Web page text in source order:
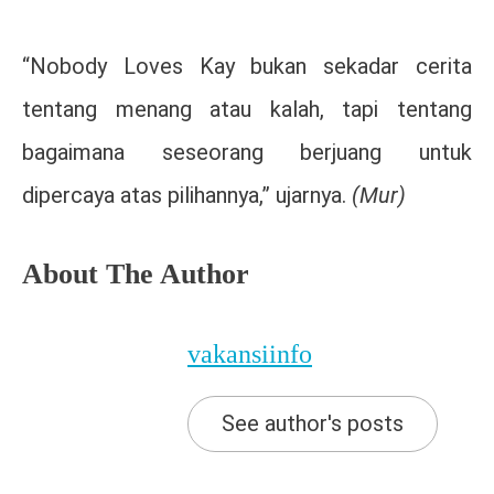
“Nobody Loves Kay bukan sekadar cerita
tentang menang atau kalah, tapi tentang
bagaimana seseorang berjuang untuk
dipercaya atas pilihannya,” ujarnya. (Mur)
About The Author
vakansiinfo
See author's posts